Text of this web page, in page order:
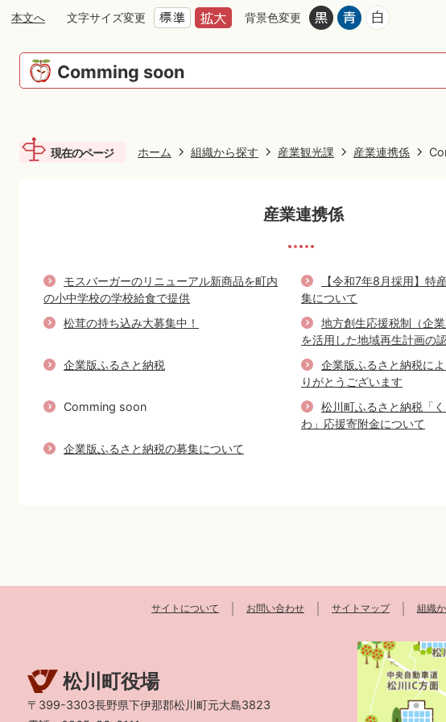
本文へ 文字サイズ変更 背景色変更
Comming soon
現在のページ ホーム 組織から探す 産業観光課 産業連携係
産業連携係
モスバーガーのリニューアル新商品を町内
の小中学校の学校給食で提供
【令和7年8月採用】特
集について
松茸の持ち込み大募集中！
地方創生応援税制（企業
を活用した地域再生計画の
企業版ふるさと納税
企業版ふるさと納税に
りがとうございます
Comming soon
松川町ふるさと納税「
わ」応援寄附金について
企業版ふるさと納税の募集について
サイトについて お問い合わせ サイトマップ 組織
松川町役場
〒399-3303長野県下伊那郡松川町元大島3823